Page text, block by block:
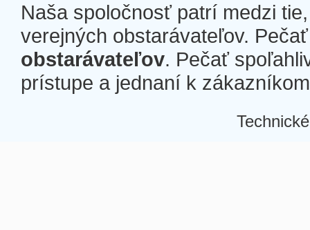
Naša spoločnosť patrí medzi
verejných obstarávateľov.
obstarávateľov. Pečať
prístupe a jednaní k